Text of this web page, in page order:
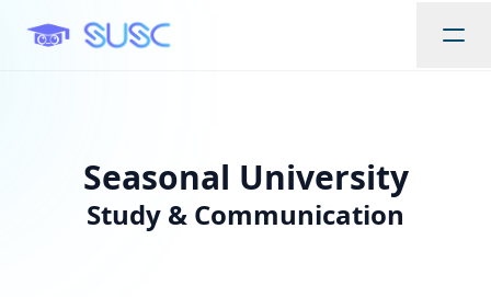
Seasonal University
Study & Communication